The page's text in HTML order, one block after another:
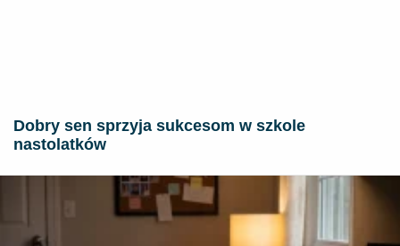
Dobry sen sprzyja sukcesom w szkole
nastolatków